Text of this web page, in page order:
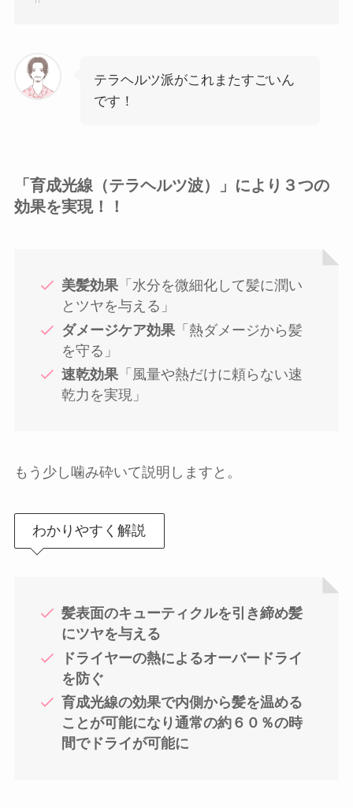
テラヘルツ派がこれまたすごいん
です！
「育成光線（テラヘルツ波）」により３つの
効果を実現！！
美髪効果 「水分を微細化して髪に潤い
とツヤを与える」
ダメージケア効果 「熱ダメージから髪
を守る」
速乾効果 「風量や熱だけに頼らない速
乾力を実現」
もう少し噛み砕いて説明しますと。
わかりやすく解説
髪表面のキューティクルを引き締め髪
にツヤを与える
ドライヤーの熱によるオーバードライ
を防ぐ
育成光線の効果で内側から髪を温める
ことが可能になり通常の約６０％の時
間でドライが可能に